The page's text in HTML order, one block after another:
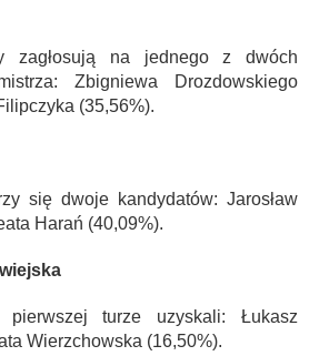
zagłosują na jednego z dwóch
Zbigniewa Drozdowskiego
(35,56%).
się dwoje kandydatów: Jarosław
Harań (40,09%).
turze uzyskali: Łukasz
Wierzchowska (16,50%).